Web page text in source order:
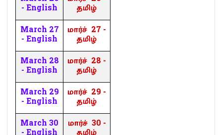
- English
தமிழ்
March 27
- English
மார்ச் 27 -
தமிழ்
March 28
- English
மார்ச் 28 -
தமிழ்
March 29
- English
மார்ச் 29 -
தமிழ்
March 30
- English
மார்ச் 30 -
தமிழ்